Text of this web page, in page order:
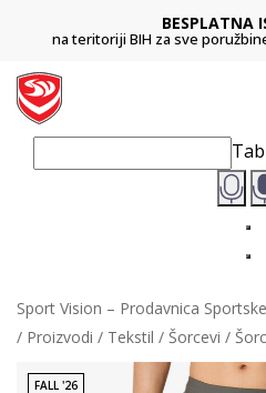
BESPLATNA
na teritoriji BIH za sve
Tab
Sport Vision – Prodavnica
Proizvodi
Tekstil Šorcevi Šorc
FALL '26